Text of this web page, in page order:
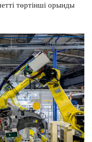
төртінші орынды